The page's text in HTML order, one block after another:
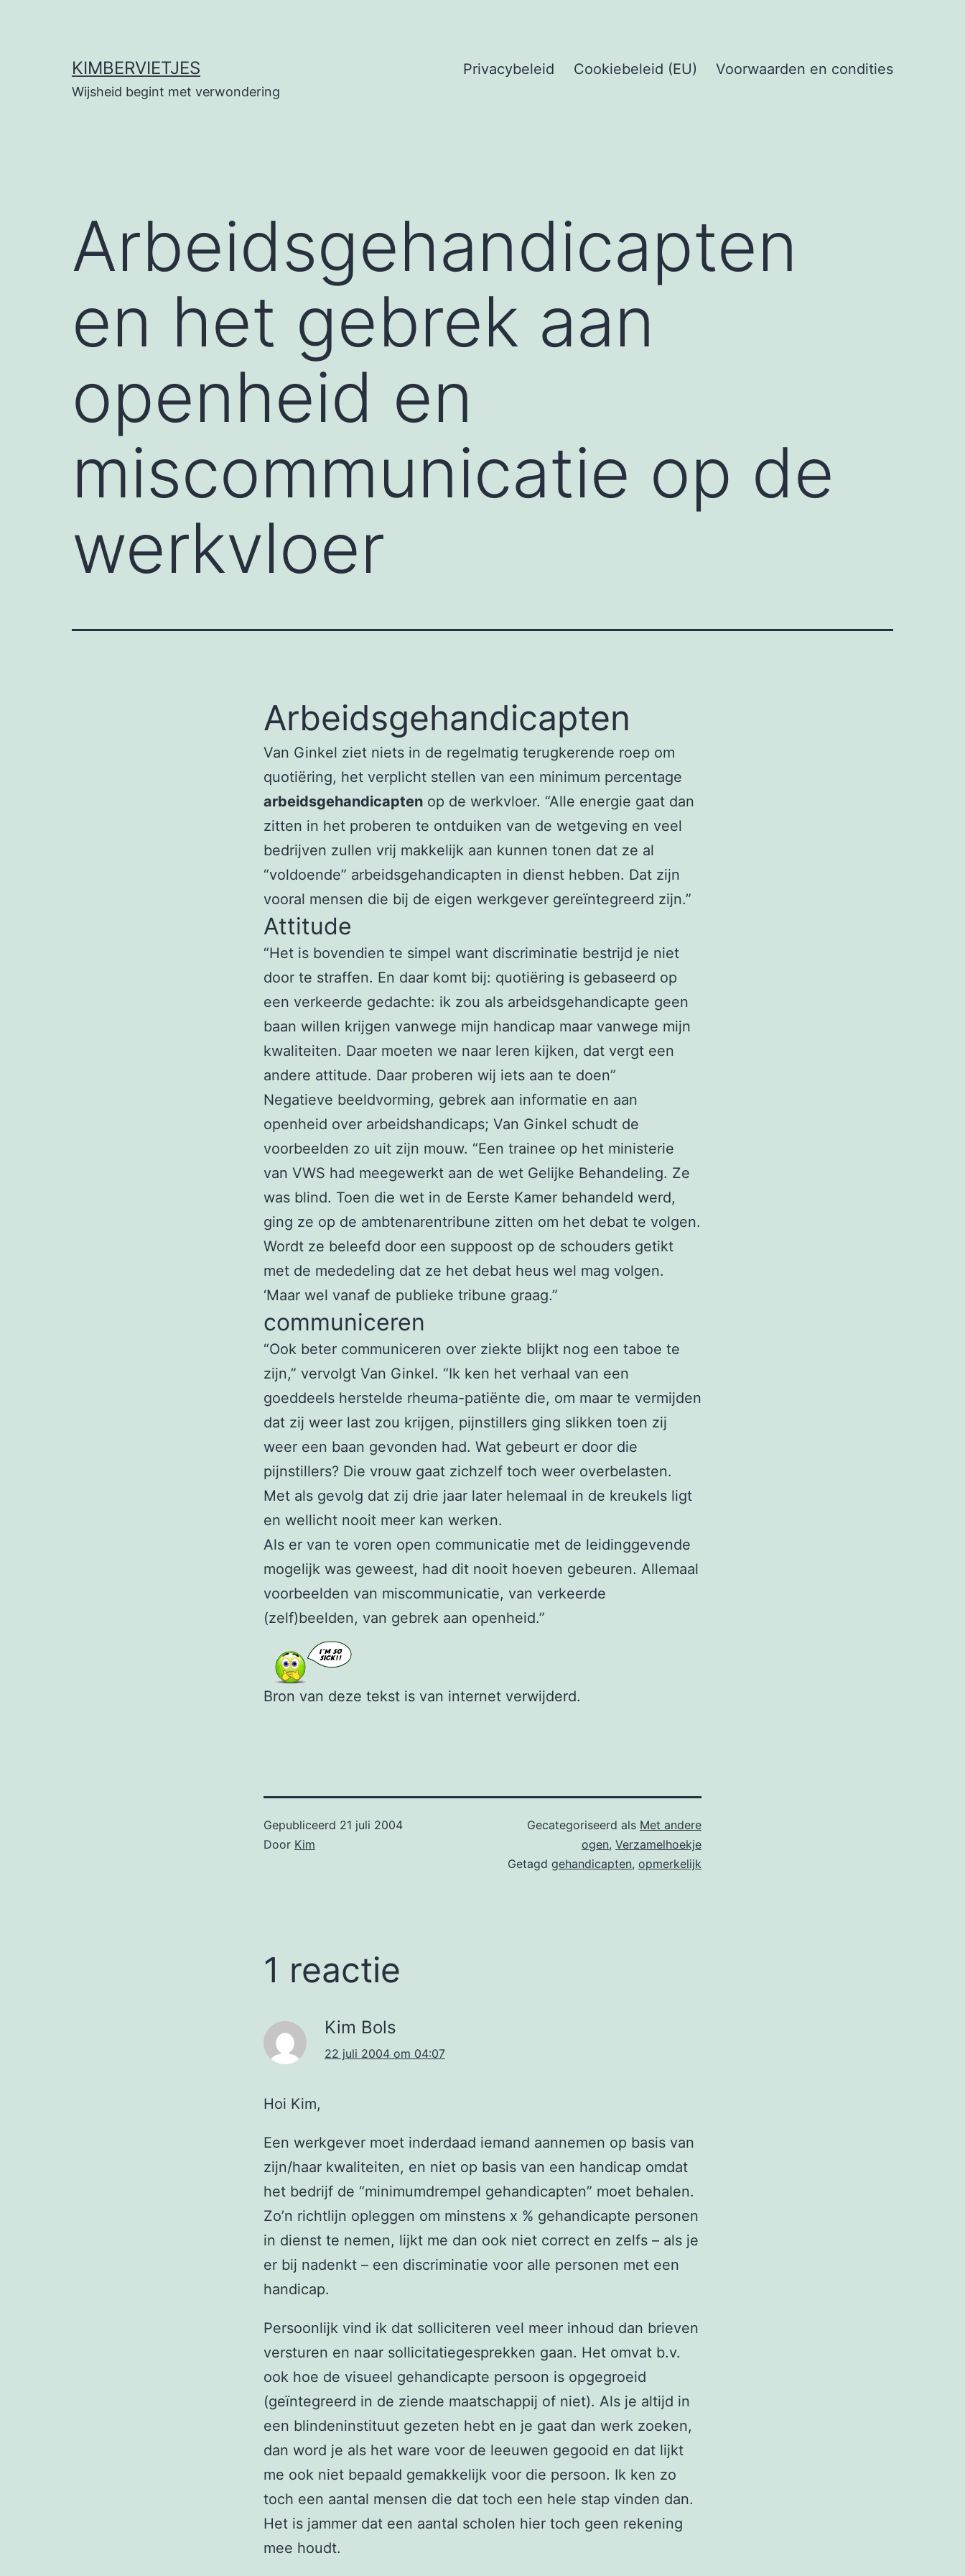
KIMBERVIETJES
Wijsheid begint met verwondering
Privacybeleid Cookiebeleid (EU) Voorwaarden en condities
Arbeidsgehandicapten
en het gebrek aan
openheid en
miscommunicatie op de
werkvloer
Arbeidsgehandicapten
Van Ginkel ziet niets in de regelmatig terugkerende roep om
quotiëring, het verplicht stellen van een minimum percentage
arbeidsgehandicapten op de werkvloer. “Alle energie gaat dan
zitten in het proberen te ontduiken van de wetgeving en veel
bedrijven zullen vrij makkelijk aan kunnen tonen dat ze al
“voldoende” arbeidsgehandicapten in dienst hebben. Dat zijn
vooral mensen die bij de eigen werkgever gereïntegreerd zijn.”
Attitude
“Het is bovendien te simpel want discriminatie bestrijd je niet
door te straffen. En daar komt bij: quotiëring is gebaseerd op
een verkeerde gedachte: ik zou als arbeidsgehandicapte geen
baan willen krijgen vanwege mijn handicap maar vanwege mijn
kwaliteiten. Daar moeten we naar leren kijken, dat vergt een
andere attitude. Daar proberen wij iets aan te doen”
Negatieve beeldvorming, gebrek aan informatie en aan
openheid over arbeidshandicaps; Van Ginkel schudt de
voorbeelden zo uit zijn mouw. “Een trainee op het ministerie
van VWS had meegewerkt aan de wet Gelijke Behandeling. Ze
was blind. Toen die wet in de Eerste Kamer behandeld werd,
ging ze op de ambtenarentribune zitten om het debat te volgen.
Wordt ze beleefd door een suppoost op de schouders getikt
met de mededeling dat ze het debat heus wel mag volgen.
‘Maar wel vanaf de publieke tribune graag.”
communiceren
“Ook beter communiceren over ziekte blijkt nog een taboe te
zijn,” vervolgt Van Ginkel. “Ik ken het verhaal van een
goeddeels herstelde rheuma-patiënte die, om maar te vermijden
dat zij weer last zou krijgen, pijnstillers ging slikken toen zij
weer een baan gevonden had. Wat gebeurt er door die
pijnstillers? Die vrouw gaat zichzelf toch weer overbelasten.
Met als gevolg dat zij drie jaar later helemaal in de kreukels ligt
en wellicht nooit meer kan werken.
Als er van te voren open communicatie met de leidinggevende
mogelijk was geweest, had dit nooit hoeven gebeuren. Allemaal
voorbeelden van miscommunicatie, van verkeerde
(zelf)beelden, van gebrek aan openheid.”
Bron van deze tekst is van internet verwijderd.
Gepubliceerd 21 juli 2004
Door Kim
Gecategoriseerd als Met andere
ogen, Verzamelhoekje
Getagd gehandicapten, opmerkelijk
1 reactie
Kim Bols
22 juli 2004 om 04:07
Hoi Kim,
Een werkgever moet inderdaad iemand aannemen op basis van
zijn/haar kwaliteiten, en niet op basis van een handicap omdat
het bedrijf de “minimumdrempel gehandicapten” moet behalen.
Zo’n richtlijn opleggen om minstens x % gehandicapte personen
in dienst te nemen, lijkt me dan ook niet correct en zelfs – als je
er bij nadenkt – een discriminatie voor alle personen met een
handicap.
Persoonlijk vind ik dat solliciteren veel meer inhoud dan brieven
versturen en naar sollicitatiegesprekken gaan. Het omvat b.v.
ook hoe de visueel gehandicapte persoon is opgegroeid
(geïntegreerd in de ziende maatschappij of niet). Als je altijd in
een blindeninstituut gezeten hebt en je gaat dan werk zoeken,
dan word je als het ware voor de leeuwen gegooid en dat lijkt
me ook niet bepaald gemakkelijk voor die persoon. Ik ken zo
toch een aantal mensen die dat toch een hele stap vinden dan.
Het is jammer dat een aantal scholen hier toch geen rekening
mee houdt.